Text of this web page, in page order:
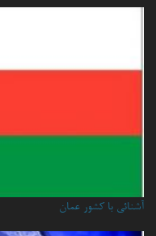
آشنائي با كشور عمان